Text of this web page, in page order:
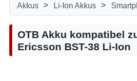
Akkus > Li-Ion Akkus >
OTB Akku kompatibel
Ericsson BST-38 Li-Ion